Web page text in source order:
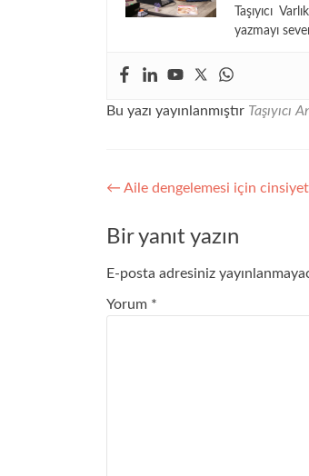
Taşıyıcı
yazmayı
Bu yazı yayınlanmıştır Taşıyıcı
Yazı
gezinmesi
← Aile dengelemesi için
Bir yanıt yazın
E-posta adresiniz
Yorum *